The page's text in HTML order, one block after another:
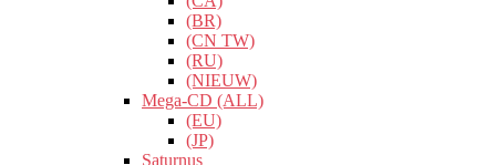
(BR)
(CN TW)
(RU)
(NIEUW)
Mega-CD (ALL)
(EU)
(JP)
Saturnus